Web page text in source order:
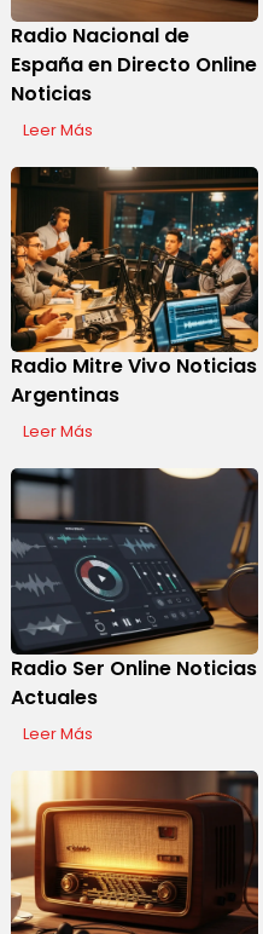
Radio Nacional de
España en Directo Online
Noticias
Leer Más
Radio Mitre Vivo Noticias
Argentinas
Leer Más
Radio Ser Online Noticias
Actuales
Leer Más
Display Ads